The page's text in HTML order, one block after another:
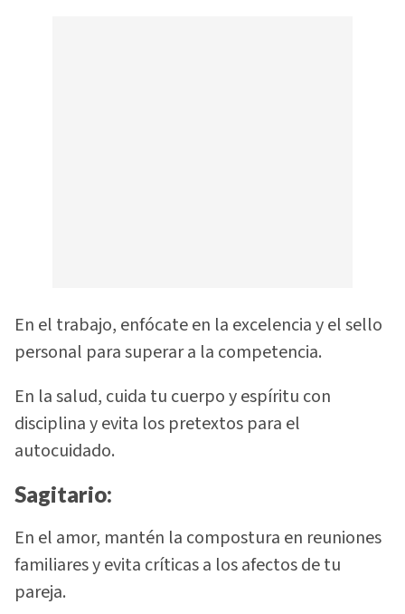
En el trabajo, enfócate en la excelencia y el sello
personal para superar a la competencia.
En la salud, cuida tu cuerpo y espíritu con
disciplina y evita los pretextos para el
autocuidado.
Sagitario:
En el amor, mantén la compostura en reuniones
familiares y evita críticas a los afectos de tu
pareja.